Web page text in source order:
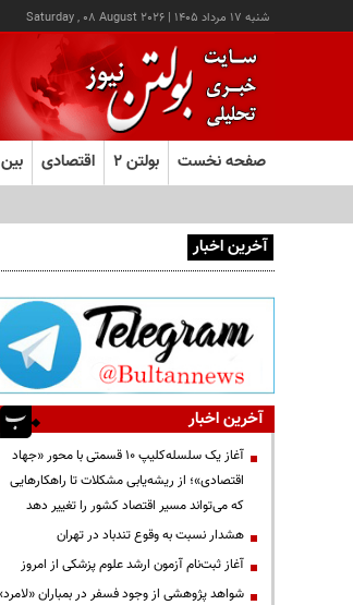
شنبه ۱۷ مرداد ۱۴۰۵ |
Saturday , 08 August 2026
صفحه نخست بولتن ۲ اقتصادی
آخرین اخبار
آخرین اخبار
آغاز یک سلسله‌کلیپ ۱۰ قسمتی با محور «جهاد
اقتصادی»؛ از ریشه‌یابی مشکلات تا راهکارهایی
که می‌تواند مسیر اقتصاد کشور را تغییر دهد
هشدار نسبت به وقوع تندباد در تهران
آغاز ثبت‌نام آزمون ارشد علوم پزشکی از امروز
شواهد پژوهشی از وجود فسفر در بمباران